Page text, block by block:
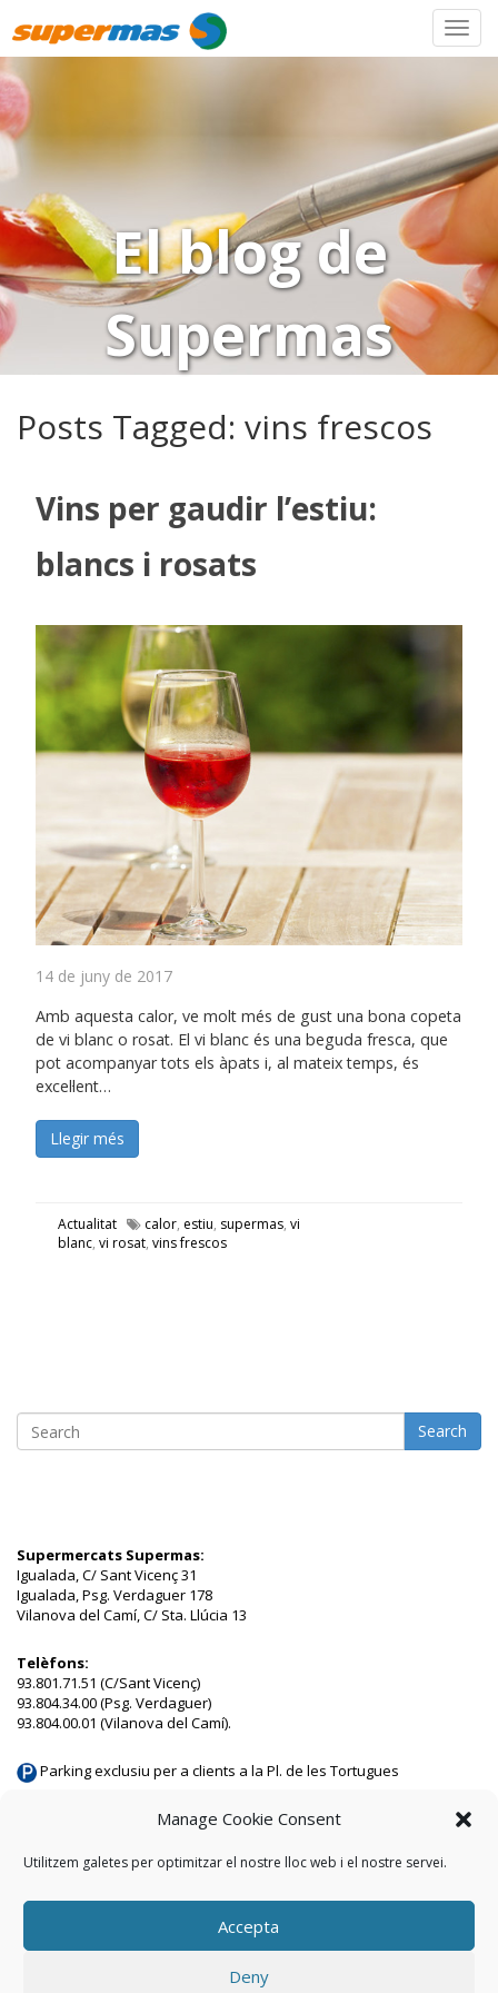
Manage Cookie Consent
Utilitzem galetes per optimitzar el nostre lloc web i el nostre servei.
Accepta
Deny
El blog de
Supermas
Posts Tagged: vins frescos
Vins per gaudir l’estiu:
blancs i rosats
14 de juny de 2017
Amb aquesta calor, ve molt més de gust una bona copeta
de vi blanc o rosat. El vi blanc és una beguda fresca, que
pot acompanyar tots els àpats i, al mateix temps, és
excel·lent…
Llegir més
Actualitat calor, estiu, supermas, vi
blanc, vi rosat, vins frescos
Search
Supermercats Supermas:
Igualada, C/ Sant Vicenç 31
Igualada, Psg. Verdaguer 178
Vilanova del Camí, C/ Sta. Llúcia 13
Telèfons:
93.801.71.51 (C/Sant Vicenç)
93.804.34.00 (Psg. Verdaguer)
93.804.00.01 (Vilanova del Camí).
Parking exclusiu per a clients a la Pl. de les Tortugues
Parking municipal a 50 m a Vilanova del Camí
cookies (EU)